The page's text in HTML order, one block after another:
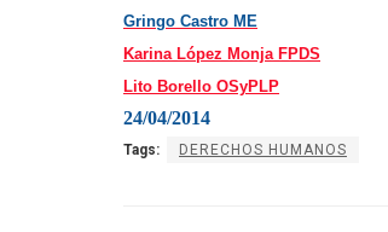
Gringo Castro ME
Karina López Monja FPDS
Lito Borello OSyPLP
24/04/2014
Tags: DERECHOS HUMANOS